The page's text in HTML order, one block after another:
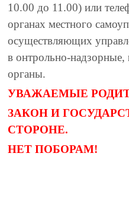
10.00 до 11.00) или
органах местного
осуществляющих
в онтрольно-надзорные,
органы.
УВАЖАЕМЫЕ
ЗАКОН И
СТОРОНЕ.
НЕТ ПОБОРАМ!